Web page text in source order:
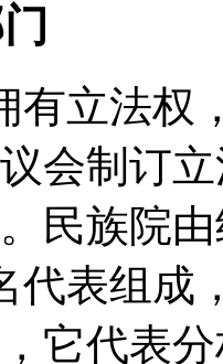
有立法权
会制订
民族院
代表组成
它代表